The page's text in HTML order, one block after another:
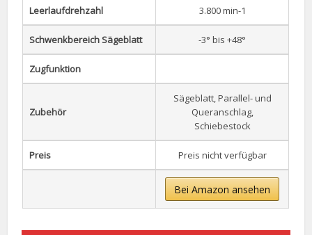
Leerlaufdrehzahl 3.800 min-1
Schwenkbereich Sägeblatt -3° bis +48°
Zugfunktion
Zubehör
Sägeblatt, Parallel- und
Queranschlag,
Schiebestock
Preis Preis nicht verfügbar
Bei Amazon ansehen